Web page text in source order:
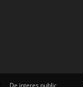
De interes public